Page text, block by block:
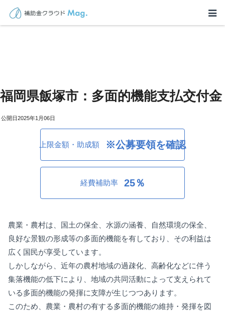
福岡県飯塚市：多面的機能支払交付金
2025年1月06日
上限金額・助成額 ※公募要領を確認
経費補助率 25％
農業・農村は、国土の保全、水源の涵養、自然環境の保全、
良好な景観の形成等の多面的機能を有しており、その利益は
広く国民が享受しています。
しかしながら、近年の農村地域の過疎化、高齢化などに伴う
集落機能の低下により、地域の共同活動によって支えられて
いる多面的機能の発揮に支障が生じつつあります。
このため、農業・農村の有する多面的機能の維持・発揮を図